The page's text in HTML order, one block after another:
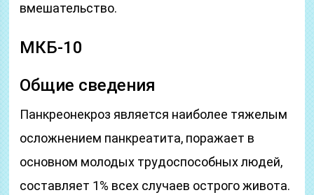
вмешательство.
МКБ-10
Общие сведения
Панкреонекроз является наиболее тяжелым
осложнением панкреатита, поражает в
основном молодых трудоспособных людей,
составляет 1% всех случаев острого живота.